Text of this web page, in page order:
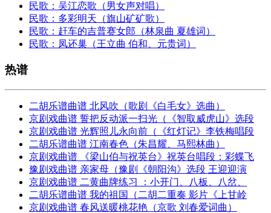
民歌：吴江恋歌（男女声对唱）
民歌：多彩明天（旗山矿矿歌）
民歌：赶车的吉普赛女郎（林泉曲 夏雄词）
民歌：凤还巢（王立曲 伯和、元贵词）
热谱
二胡乐谱曲谱 北风吹（歌剧《白毛女》选曲）
京剧戏曲谱 誓把反动派一扫光（《智取威虎山》选段
京剧戏曲谱 光辉照儿永向前（《红灯记》李铁梅唱段
二胡乐谱曲谱 江南春色（朱昌耀、马熙林曲）
京剧戏曲谱 《梁山伯与祝英台》祝英台唱段：彩蝶飞
豫剧戏曲谱 亲家母（豫剧《朝阳沟》选段 王迎迎演
京剧戏曲谱 二黄曲牌练习 ：小开门、八板、八岔、
二胡乐谱曲谱 我的祖国（二胡二重奏 影片《上甘岭
京剧戏曲谱 春风送暖桃花艳（京歌 刘春爱词曲）